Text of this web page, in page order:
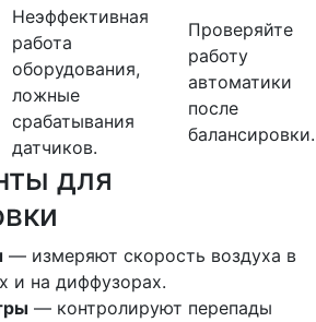
Неэффективная
работа
оборудования,
ложные
срабатывания
датчиков.
Проверяйте
работу
автоматики
после
балансировки.
для
— измеряют скорость воздуха в
и на диффузорах.
— контролируют перепады